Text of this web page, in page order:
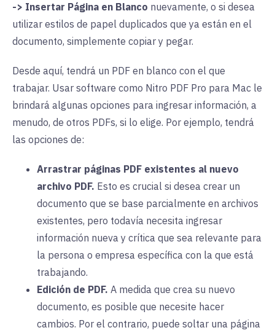
-> Insertar Página en Blanco nuevamente, o si desea
utilizar estilos de papel duplicados que ya están en el
documento, simplemente copiar y pegar.
Desde aquí, tendrá un PDF en blanco con el que
trabajar. Usar software como Nitro PDF Pro para Mac le
brindará algunas opciones para ingresar información, a
menudo, de otros PDFs, si lo elige. Por ejemplo, tendrá
las opciones de:
Arrastrar páginas PDF existentes al nuevo
archivo PDF. Esto es crucial si desea crear un
documento que se base parcialmente en archivos
existentes, pero todavía necesita ingresar
información nueva y crítica que sea relevante para
la persona o empresa específica con la que está
trabajando.
Edición de PDF. A medida que crea su nuevo
documento, es posible que necesite hacer
cambios. Por el contrario, puede soltar una página